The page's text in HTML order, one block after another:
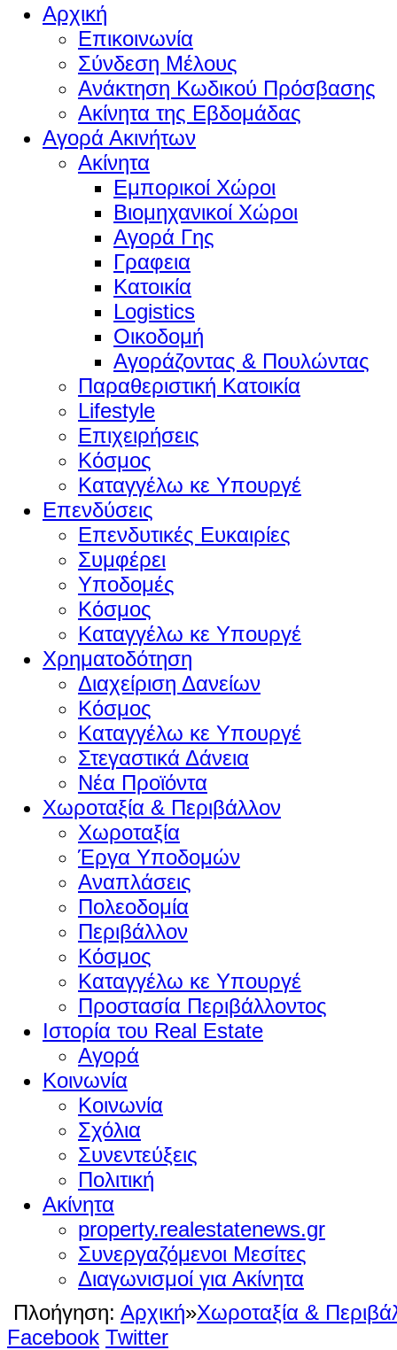
Αρχική
Επικοινωνία
Σύνδεση Μέλους
Ανάκτηση Κωδικού Πρόσβασης
Ακίνητα της Εβδομάδας
Αγορά Ακινήτων
Ακίνητα
Εμπορικοί Χώροι
Βιομηχανικοί Χώροι
Αγορά Γης
Γραφεια
Κατοικία
Logistics
Οικοδομή
Αγοράζοντας & Πουλώντας
Παραθεριστική Κατοικία
Lifestyle
Επιχειρήσεις
Κόσμος
Καταγγέλω κε Υπουργέ
Επενδύσεις
Επενδυτικές Ευκαιρίες
Συμφέρει
Υποδομές
Κόσμος
Καταγγέλω κε Υπουργέ
Χρηματοδότηση
Διαχείριση Δανείων
Κόσμος
Καταγγέλω κε Υπουργέ
Στεγαστικά Δάνεια
Νέα Προϊόντα
Χωροταξία & Περιβάλλον
Χωροταξία
Έργα Υποδομών
Αναπλάσεις
Πολεοδομία
Περιβάλλον
Κόσμος
Καταγγέλω κε Υπουργέ
Προστασία Περιβάλλοντος
Ιστορία του Real Estate
Αγορά
Κοινωνία
Κοινωνία
Σχόλια
Συνεντεύξεις
Πολιτική
Ακίνητα
property.realestatenews.gr
Συνεργαζόμενοι Μεσίτες
Διαγωνισμοί για Ακίνητα
Πλοήγηση: Αρχική»Χωροταξία &
Facebook Twitter